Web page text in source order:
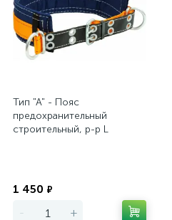
Тип "А" - Пояс
предохранительный
строительный, р-р L
1 450 ₽
- +